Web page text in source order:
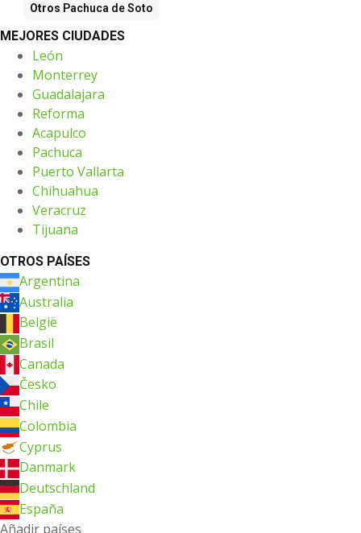
Otros Pachuca de Soto
MEJORES CIUDADES
León
Monterrey
Guadalajara
Reforma
Acapulco
Pachuca
Puerto Vallarta
Chihuahua
Veracruz
Tijuana
OTROS PAÍSES
Argentina
Australia
België
Brasil
Canada
Česko
Chile
Colombia
Cyprus
Danmark
Deutschland
España
Añadir países